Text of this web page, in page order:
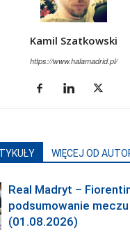
Kamil Szatkowski
https://www.halamadrid.pl/
WIĘCEJ OD
Real Madryt –
podsumowanie
(01.08.2026)